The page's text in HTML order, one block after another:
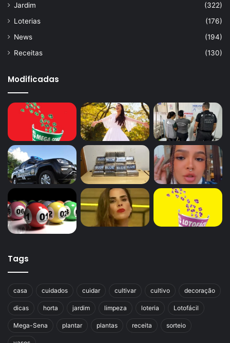
Jardim
(322)
Loterias
(176)
News
(194)
Receitas
(130)
Modificadas
Tags
casa cuidados cuidar cultivar cultivo decoração
dicas horta jardim limpeza loteria Lotofácil
Mega-Sena plantar plantas receita sorteio